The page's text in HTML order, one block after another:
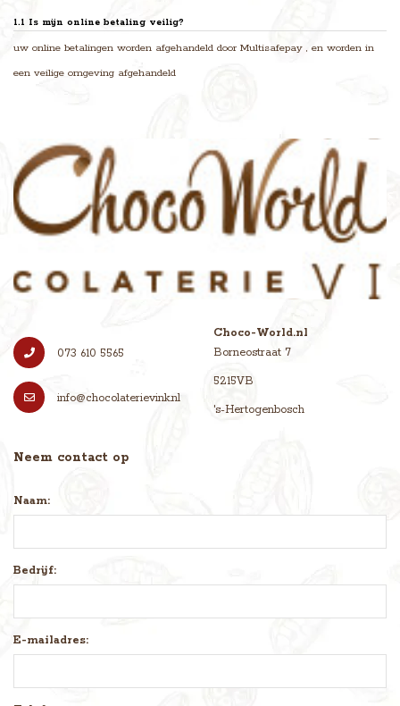
1.1 Is mijn online betaling veilig?
uw online betalingen worden afgehandeld door Multisafepay , en worden in
een veilige omgeving afgehandeld
073 610 5565
info@chocolaterievink.nl
Choco-World.nl
Borneostraat 7
5215VB
's-Hertogenbosch
Neem contact op
Naam:
Bedrijf:
E-mailadres: